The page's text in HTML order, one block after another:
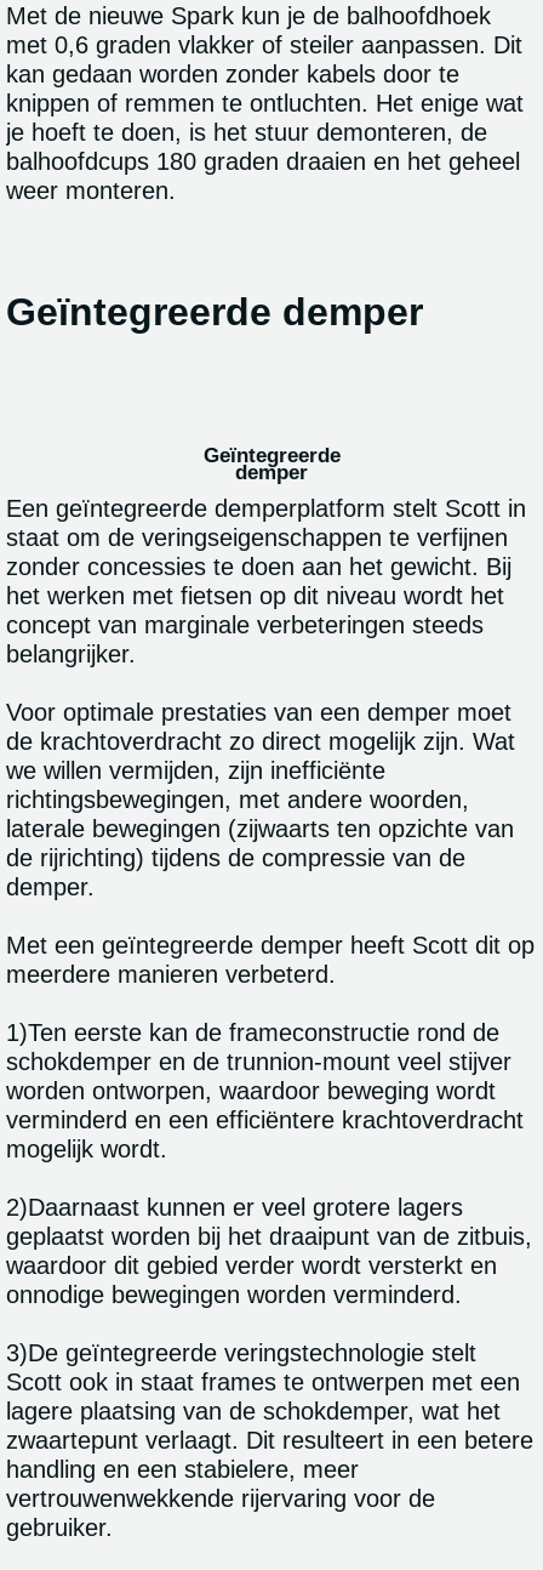
Met de nieuwe Spark kun je de balhoofdhoek
met 0,6 graden vlakker of steiler aanpassen. Dit
kan gedaan worden zonder kabels door te
knippen of remmen te ontluchten. Het enige wat
je hoeft te doen, is het stuur demonteren, de
balhoofdcups 180 graden draaien en het geheel
weer monteren.
Geïntegreerde demper
Geïntegreerde
demper
Een geïntegreerde demperplatform stelt Scott in
staat om de veringseigenschappen te verfijnen
zonder concessies te doen aan het gewicht. Bij
het werken met fietsen op dit niveau wordt het
concept van marginale verbeteringen steeds
belangrijker.
Voor optimale prestaties van een demper moet
de krachtoverdracht zo direct mogelijk zijn. Wat
we willen vermijden, zijn inefficiënte
richtingsbewegingen, met andere woorden,
laterale bewegingen (zijwaarts ten opzichte van
de rijrichting) tijdens de compressie van de
demper.
Met een geïntegreerde demper heeft Scott dit op
meerdere manieren verbeterd.
1)Ten eerste kan de frameconstructie rond de
schokdemper en de trunnion-mount veel stijver
worden ontworpen, waardoor beweging wordt
verminderd en een efficiëntere krachtoverdracht
mogelijk wordt.
2)Daarnaast kunnen er veel grotere lagers
geplaatst worden bij het draaipunt van de zitbuis,
waardoor dit gebied verder wordt versterkt en
onnodige bewegingen worden verminderd.
3)De geïntegreerde veringstechnologie stelt
Scott ook in staat frames te ontwerpen met een
lagere plaatsing van de schokdemper, wat het
zwaartepunt verlaagt. Dit resulteert in een betere
handling en een stabielere, meer
vertrouwenwekkende rijervaring voor de
gebruiker.